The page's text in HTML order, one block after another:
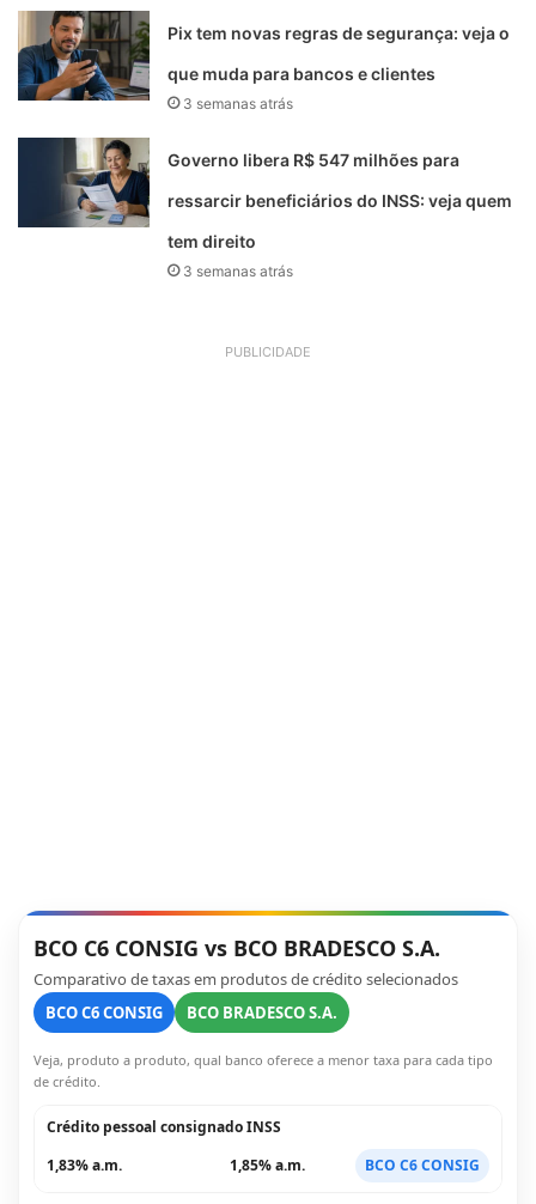
Pix tem novas regras de segurança: veja o
que muda para bancos e clientes
3 semanas atrás
Governo libera R$ 547 milhões para
ressarcir beneficiários do INSS: veja quem
tem direito
3 semanas atrás
PUBLICIDADE
BCO C6 CONSIG vs BCO BRADESCO S.A.
Comparativo de taxas em produtos de crédito selecionados
BCO C6 CONSIG
BCO BRADESCO S.A.
Veja, produto a produto, qual banco oferece a menor taxa para cada tipo
de crédito.
Crédito pessoal consignado INSS
1,83% a.m.
1,85% a.m. BCO C6 CONSIG